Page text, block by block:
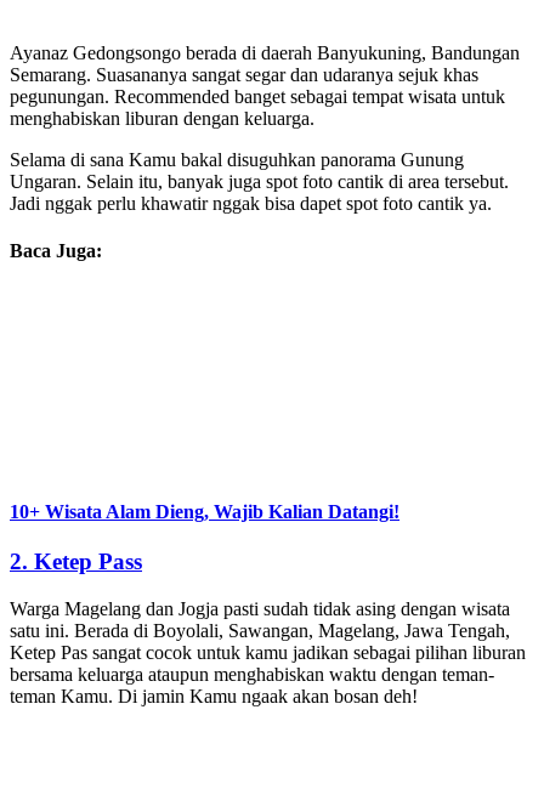
Ayanaz Gedongsongo berada di daerah Banyukuning, Bandungan
Semarang. Suasananya sangat segar dan udaranya sejuk khas
pegunungan. Recommended banget sebagai tempat wisata untuk
menghabiskan liburan dengan keluarga.
Selama di sana Kamu bakal disuguhkan panorama Gunung
Ungaran. Selain itu, banyak juga spot foto cantik di area tersebut.
Jadi nggak perlu khawatir nggak bisa dapet spot foto cantik ya.
Baca Juga:
10+ Wisata Alam Dieng, Wajib Kalian Datangi!
2. Ketep Pass
Warga Magelang dan Jogja pasti sudah tidak asing dengan wisata
satu ini. Berada di Boyolali, Sawangan, Magelang, Jawa Tengah,
Ketep Pas sangat cocok untuk kamu jadikan sebagai pilihan liburan
bersama keluarga ataupun menghabiskan waktu dengan teman-
teman Kamu. Di jamin Kamu ngaak akan bosan deh!